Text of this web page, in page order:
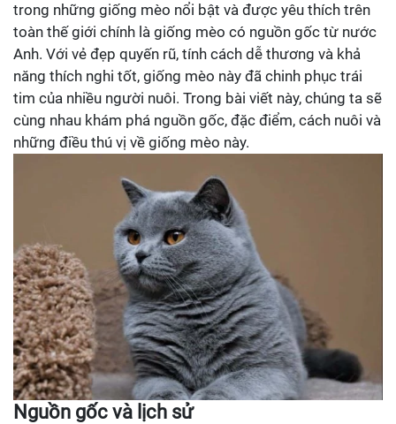
trong những giống mèo nổi bật và được yêu thích trên
toàn thế giới chính là giống mèo có nguồn gốc từ nước
Anh. Với vẻ đẹp quyến rũ, tính cách dễ thương và khả
năng thích nghi tốt, giống mèo này đã chinh phục trái
tim của nhiều người nuôi. Trong bài viết này, chúng ta sẽ
cùng nhau khám phá nguồn gốc, đặc điểm, cách nuôi và
những điều thú vị về giống mèo này.
Nguồn gốc và lịch sử